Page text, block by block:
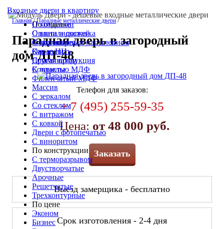
Входные двери в квартиру
По отделке
С винилискожей
С порошковым напылением
Окрас НЦ
С ламинатом
С панелью МДФ
Филёнчатый МДФ
Массив
С зеркалом
Со стеклом
С витражом
С ковкой
Двери с фотопечатью
С виноритом
По конструкции
С терморазрывом
Двустворчатые
Арочные
Решетчатые
Трехконтурные
По цене
Эконом
Бизнес
О компании
Оплата и доставка
Фотогалерея
Как купить
Другая продукция
Контакты
Главная / Парадные металлические двери /
Парадная дверь в загородный
дом ДП-48
Телефон для заказов:
+ 7 (495) 255-59-35
Цена: от 48 000 руб.
Заказать
Выезд замерщика - бесплатно
Срок изготовления - 2-4 дня